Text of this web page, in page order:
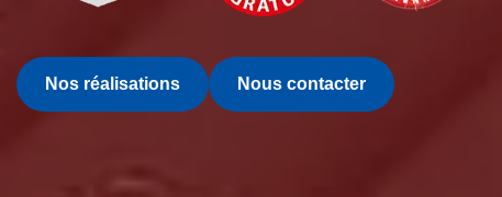
Nos réalisations Nous contacter